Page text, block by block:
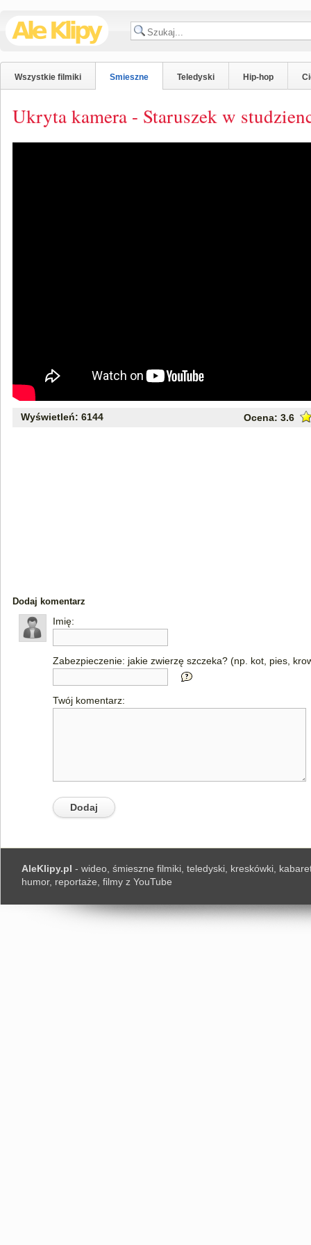
Wszystkie filmiki Smieszne Teledyski Hip-hop
Ukryta kamera - Staruszek w
Wyświetleń: 6144 Ocena: 3.6
Dodaj komentarz
Imię:
Zabezpieczenie: jakie zwierzę szczeka? (np. kot, pies,
Twój komentarz:
AleKlipy.pl - wideo, śmieszne filmiki, teledyski, kreskówki,
humor, reportaże, filmy z YouTube